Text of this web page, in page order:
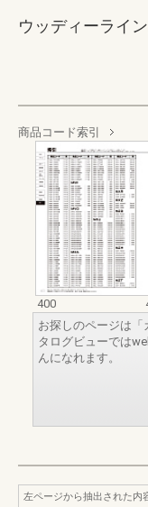
ウッディーライ
商品コード索引
400
お探しのページは「
タログビューでは
んになれます。
左ページから抽出された内